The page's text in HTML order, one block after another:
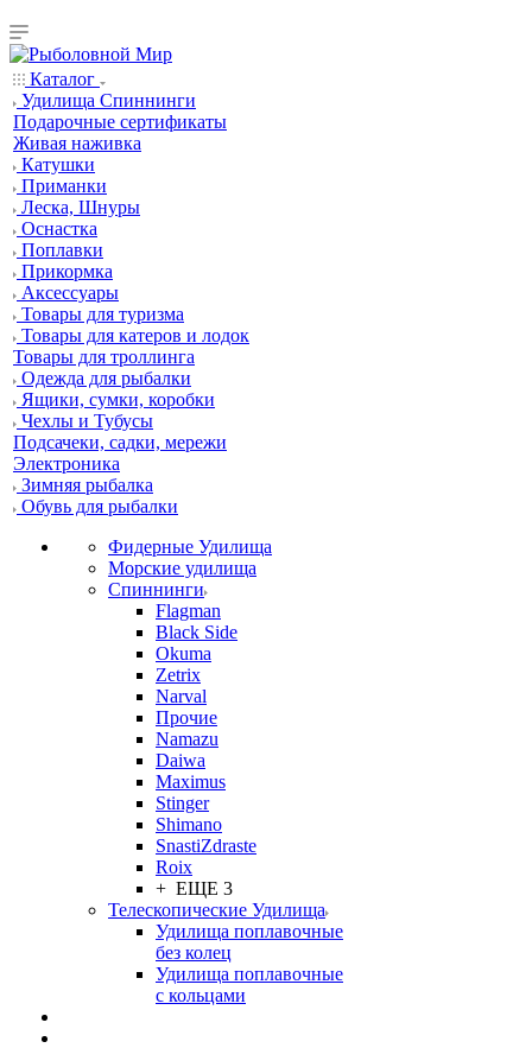
Каталог
Удилища Спиннинги
Подарочные сертификаты
Живая наживка
Катушки
Приманки
Леска, Шнуры
Оснастка
Поплавки
Прикормка
Аксессуары
Товары для туризма
Товары для катеров и лодок
Товары для троллинга
Одежда для рыбалки
Ящики, сумки, коробки
Чехлы и Тубусы
Подсачеки, садки, мережи
Электроника
Зимняя рыбалка
Обувь для рыбалки
Фидерные Удилища
Морские удилища
Спиннинги
Flagman
Black Side
Okuma
Zetrix
Narval
Прочие
Namazu
Daiwa
Maximus
Stinger
Shimano
SnastiZdraste
Roix
+ ЕЩЕ 3
Телескопические Удилища
Удилища поплавочные
без колец
Удилища поплавочные
с кольцами